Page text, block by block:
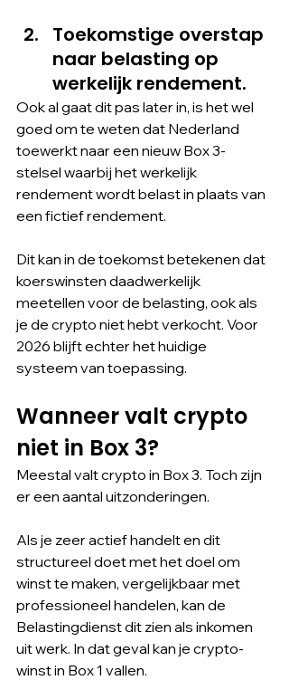
Toekomstige overstap
naar belasting op
werkelijk rendement.
Ook al gaat dit pas later in, is het wel
goed om te weten dat Nederland
toewerkt naar een nieuw Box 3-
stelsel waarbij het werkelijk
rendement wordt belast in plaats van
een fictief rendement.
Dit kan in de toekomst betekenen dat
koerswinsten daadwerkelijk
meetellen voor de belasting, ook als
je de crypto niet hebt verkocht. Voor
2026 blijft echter het huidige
systeem van toepassing.
Wanneer valt crypto
niet in Box 3?
Meestal valt crypto in Box 3. Toch zijn
er een aantal uitzonderingen.
Als je zeer actief handelt en dit
structureel doet met het doel om
winst te maken, vergelijkbaar met
professioneel handelen, kan de
Belastingdienst dit zien als inkomen
uit werk. In dat geval kan je crypto-
winst in Box 1 vallen.